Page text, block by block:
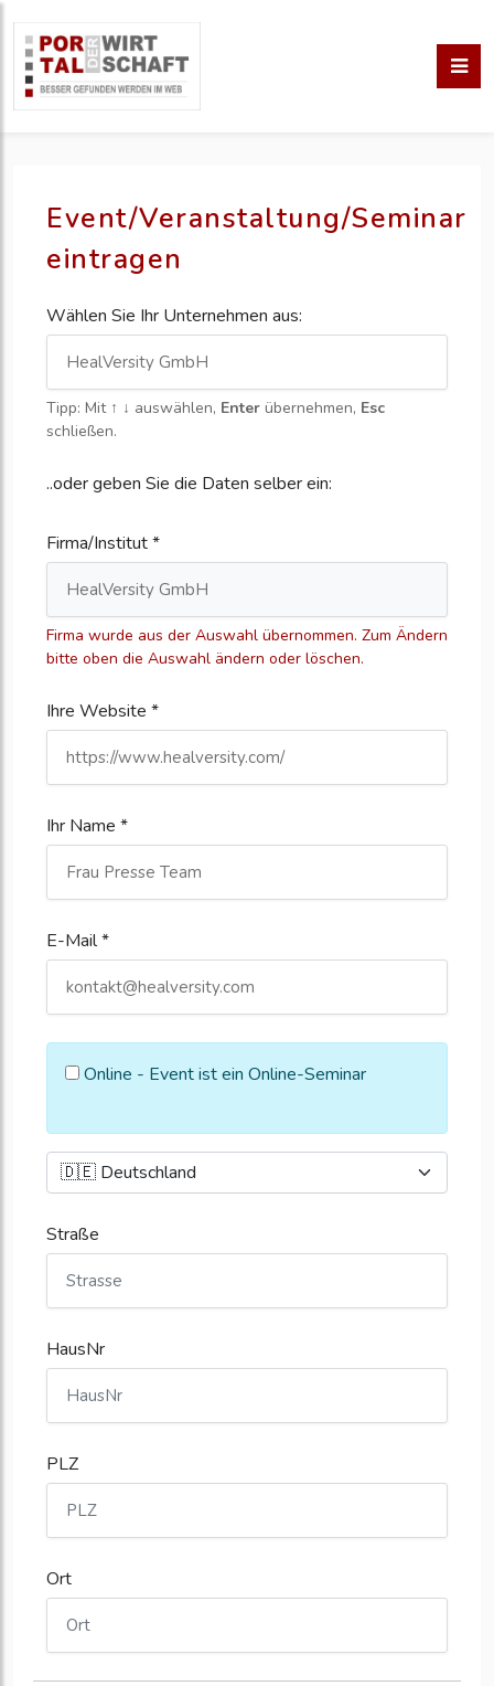
Event/Veranstaltung/Seminar
eintragen
Wählen Sie Ihr Unternehmen aus:
Tipp: Mit ↑ ↓ auswählen, Enter übernehmen, Esc
schließen.
..oder geben Sie die Daten selber ein:
Firma/Institut *
Firma wurde aus der Auswahl übernommen. Zum Ändern
bitte oben die Auswahl ändern oder löschen.
Ihre Website *
Ihr Name *
E-Mail *
Online - Event ist ein Online-Seminar
Straße
HausNr
PLZ
Ort